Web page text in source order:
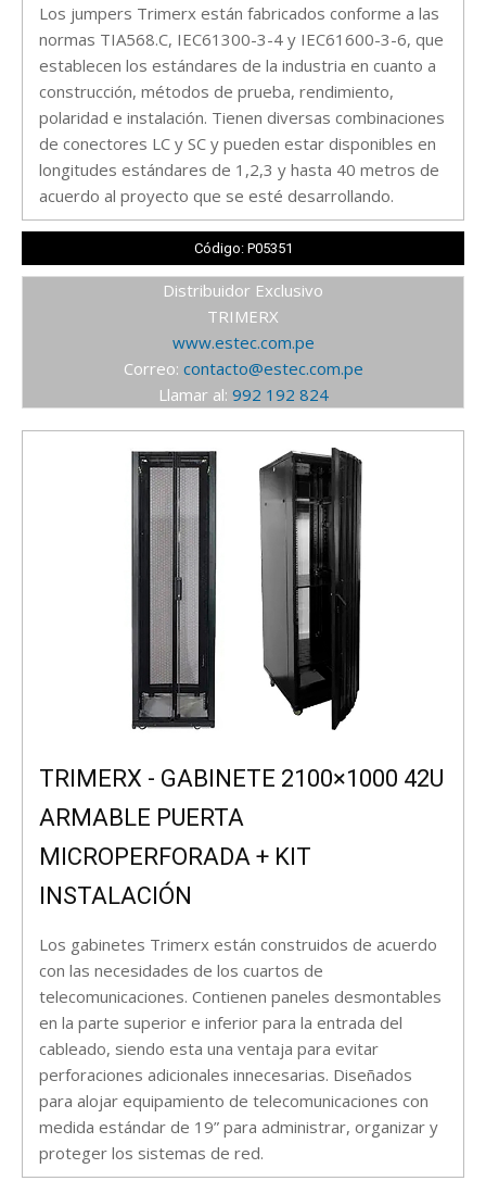
Los jumpers Trimerx están fabricados conforme a las
normas TIA568.C, IEC61300-3-4 y IEC61600-3-6, que
establecen los estándares de la industria en cuanto a
construcción, métodos de prueba, rendimiento,
polaridad e instalación. Tienen diversas combinaciones
de conectores LC y SC y pueden estar disponibles en
longitudes estándares de 1,2,3 y hasta 40 metros de
acuerdo al proyecto que se esté desarrollando.
Código: P05351
Distribuidor Exclusivo
TRIMERX
www.estec.com.pe
Correo: contacto@estec.com.pe
Llamar al: 992 192 824
TRIMERX - GABINETE 2100×1000 42U
ARMABLE PUERTA
MICROPERFORADA + KIT
INSTALACIÓN
Los gabinetes Trimerx están construidos de acuerdo
con las necesidades de los cuartos de
telecomunicaciones. Contienen paneles desmontables
en la parte superior e inferior para la entrada del
cableado, siendo esta una ventaja para evitar
perforaciones adicionales innecesarias. Diseñados
para alojar equipamiento de telecomunicaciones con
medida estándar de 19” para administrar, organizar y
proteger los sistemas de red.